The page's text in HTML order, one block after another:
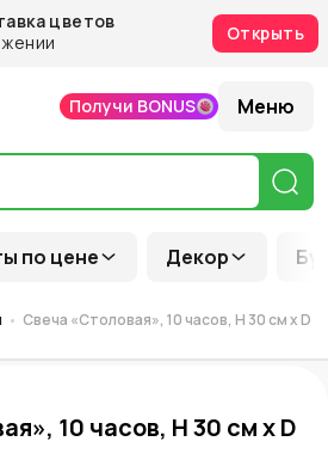
цветов
Открыть
по цене Декор
Получи BONUS Меню
Свеча «Столовая», 10 часов, H 30 см x D
10 часов, H 30 см x D